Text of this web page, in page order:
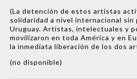
(La detención de estos artistas
solidaridad a nivel internacional sin
Uruguay. Artistas, intelectuales y
movilizaron en toda América y en
la inmediata liberación de los dos
(no disponible)